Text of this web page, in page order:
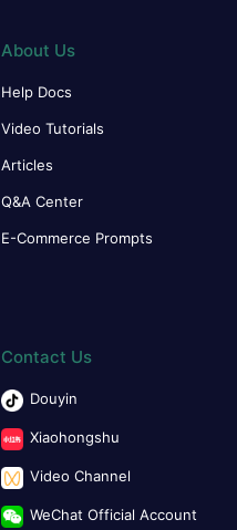
About Us
Help Docs
Video Tutorials
Articles
Q&A Center
E-Commerce Prompts
Contact Us
Douyin
Xiaohongshu
Video Channel
WeChat Official Account